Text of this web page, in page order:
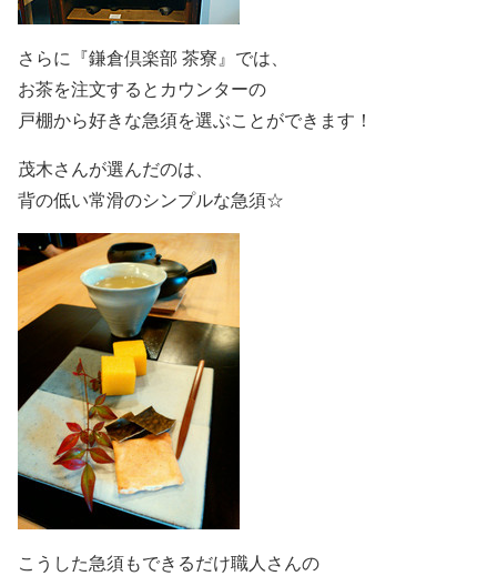
さらに『鎌倉倶楽部 茶寮』では、
お茶を注文するとカウンターの
戸棚から好きな急須を選ぶことができます！
茂木さんが選んだのは、
背の低い常滑のシンプルな急須☆
こうした急須もできるだけ職人さんの